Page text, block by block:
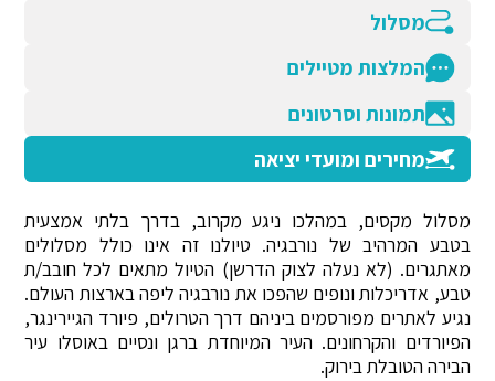
מסלול
המלצות מטיילים
תמונות וסרטונים
מחירים ומועדי יציאה
מסלול מקסים, במהלכו ניגע מקרוב, בדרך בלתי אמצעית
בטבע המרהיב של נורבגיה. טיולנו זה אינו כולל מסלולים
מאתגרים. (לא נעלה לצוק הדרשן) הטיול מתאים לכל חובב/ת
טבע, אדריכלות ונופים שהפכו את נורבגיה ליפה בארצות העולם.
נגיע לאתרים מפורסמים ביניהם דרך הטרולים, פיורד הגיירינגר,
הפיורדים והקרחונים. העיר המיוחדת ברגן ונסיים באוסלו עיר
הבירה הטובלת בירוק.